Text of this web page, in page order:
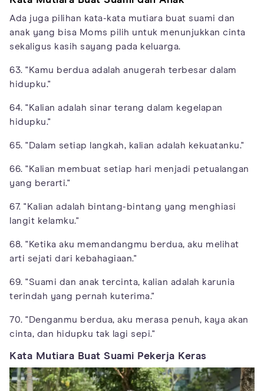
Ada juga pilihan kata-kata mutiara buat suami dan
anak yang bisa Moms pilih untuk menunjukkan cinta
sekaligus kasih sayang pada keluarga.
63. "Kamu berdua adalah anugerah terbesar dalam
hidupku."
64. "Kalian adalah sinar terang dalam kegelapan
hidupku."
65. "Dalam setiap langkah, kalian adalah kekuatanku."
66. "Kalian membuat setiap hari menjadi petualangan
yang berarti."
67. "Kalian adalah bintang-bintang yang menghiasi
langit kelamku."
68. "Ketika aku memandangmu berdua, aku melihat
arti sejati dari kebahagiaan."
69. "Suami dan anak tercinta, kalian adalah karunia
terindah yang pernah kuterima."
70. "Denganmu berdua, aku merasa penuh, kaya akan
cinta, dan hidupku tak lagi sepi."
Kata Mutiara Buat Suami Pekerja Keras